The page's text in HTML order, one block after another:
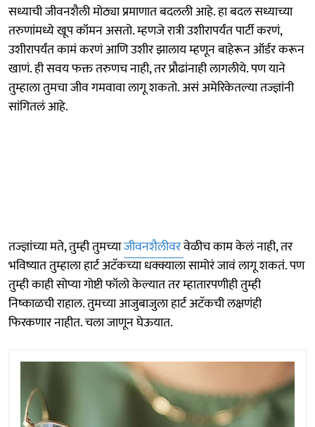
सध्याची जीवनशैली मोठ्या प्रमाणात बदलली आहे. हा बदल सध्याच्या
तरुणांमध्ये खूप कॉमन असतो. म्हणजे रात्री उशीरापर्यंत पार्टी करणं,
उशीरापर्यंत कामं करणं आणि उशीर झालाय म्हणून बाहेरून ऑर्डर करून
खाणं. ही सवय फक्त तरुणच नाही, तर प्रौढांनाही लागलीये. पण याने
तुम्हाला तुमचा जीव गमवावा लागू शकतो. असं अमेरिकेतल्या तज्ज्ञांनी
सांगितलं आहे.
तज्ज्ञांच्या मते, तुम्ही तुमच्याजीवनशैलीवरवेळीच काम केलं नाही, तर
भविष्यात तुम्हाला हार्ट अटॅकच्या धक्क्याला सामोरं जावं लागू शकतं. पण
तुम्ही काही सोप्या गोष्टी फॉलो केल्यात तर म्हातारपणीही तुम्ही
निष्काळची राहाल. तुमच्या आजुबाजुला हार्ट अटॅकची लक्षणंही
फिरकणार नाहीत. चला जाणून घेऊयात.